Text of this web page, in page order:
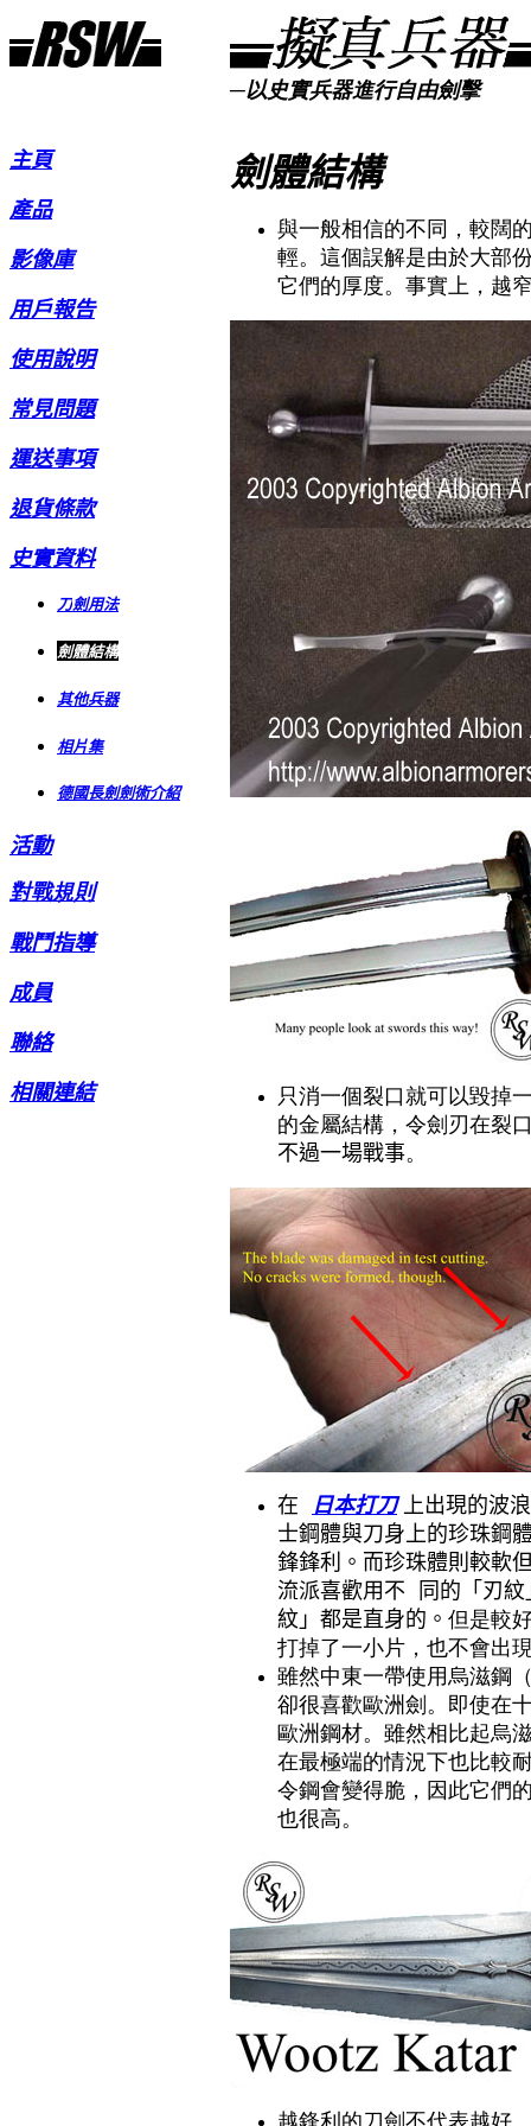
─以史實兵器進行自由劍擊
主頁
產品
影像庫
用戶報告
使用說明
常見問題
運送事項
退貨條款
史實資料
刀劍用法
劍體結構
其他兵器
相片集
德國長劍劍術介紹
活動
對戰規則
戰鬥指導
成員
聯絡
相關連結
劍體結構
與一般相信的不同，較闊
輕。這個誤解是由於大部
它們的厚度。事實上，越
只消一個裂口就可以毀掉
的金屬結構，令劍刃在裂
不過一場戰事。
在 日本打刀 上出現的波
士鋼體與刀身上的珍珠鋼
鋒鋒利。而珍珠體則較軟
流派喜歡用不 同的「刃紋
紋」都是直身的。 但是較
打掉了一小片，也不會出
雖然中東一帶使用烏滋鋼
卻很喜歡歐洲劍。即使在
歐洲鋼材。雖然相比起烏
在最極端的情況下也比較
令鋼會變得脆，因此它們
也很高。